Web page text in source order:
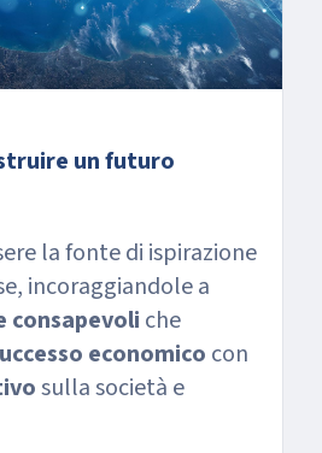
un futuro
la fonte di ispirazione
incoraggiandole a
consapevoli che
economico con
sulla società e